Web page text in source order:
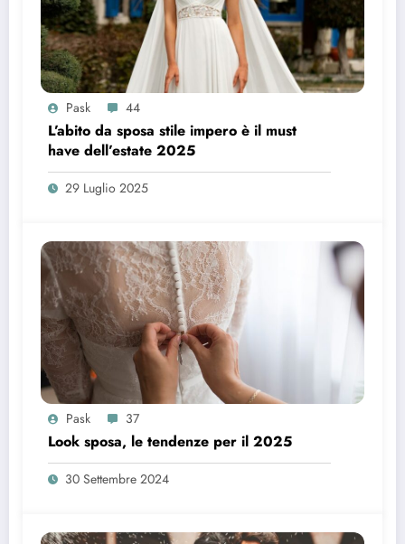
Pask 44
L’abito da sposa stile impero è il must
have dell’estate 2025
29 Luglio 2025
Pask 37
Look sposa, le tendenze per il 2025
30 Settembre 2024